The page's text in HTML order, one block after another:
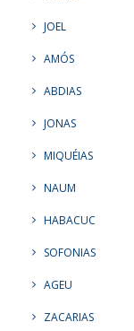
JOEL
AMÓS
ABDIAS
JONAS
MIQUÉIAS
NAUM
HABACUC
SOFONIAS
AGEU
ZACARIAS